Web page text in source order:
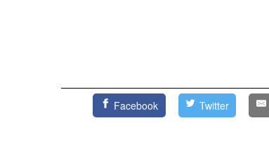
Facebook Twitter